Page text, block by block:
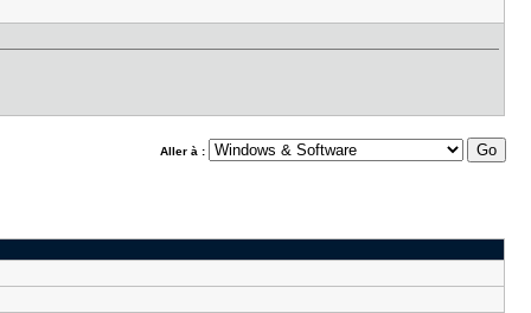
Aller à :